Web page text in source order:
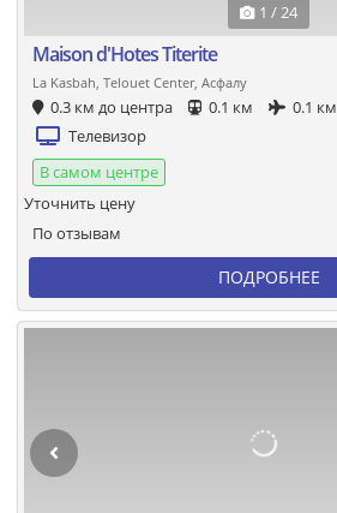
1 / 24
Maison d'Hotes Titerite
La Kasbah, Telouet Center, Асфалу
0.3 км до центра 0.1 км
0.1 км
Телевизор
В самом центре
По отзывам
Уточнить цену
ПОДРОБНЕЕ